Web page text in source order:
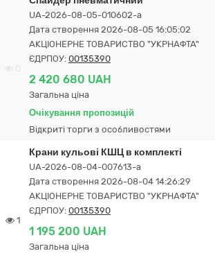
UA-2026-08-05-010602-a
Дата створення 2026-08-05 16:05:02
АКЦІОНЕРНЕ ТОВАРИСТВО "УКPНAФТА"
ЄДРПОУ: 00135390
2 420 680 UAH
Загальна ціна
Очікування пропозицій
Відкриті торги з особливостями
1
Крани кульові КШЦ в комплекті
UA-2026-08-04-007613-a
Дата створення 2026-08-04 14:26:29
АКЦІОНЕРНЕ ТОВАРИСТВО "УКPНAФТА"
ЄДРПОУ: 00135390
1 195 200 UAH
Загальна ціна